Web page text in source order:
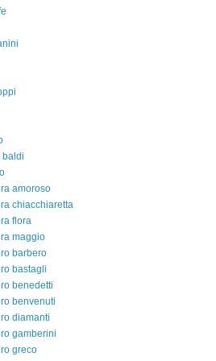
baldi
amoroso
chiacchiaretta
flora
maggio
barbero
bastagli
benedetti
benvenuti
diamanti
gamberini
greco